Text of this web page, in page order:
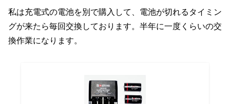
私は充電式の電池を別で購入して、電池が切れるタイミン
グが来たら毎回交換しております。半年に一度くらいの交
換作業になります。